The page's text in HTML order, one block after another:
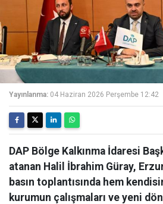
Yayınlanma: 04 Haziran 2026 Perşembe 12:42
DAP Bölge Kalkınma İdaresi
atanan Halil İbrahim Güray,
basın toplantısında hem
kurumun çalışmaları ve yeni